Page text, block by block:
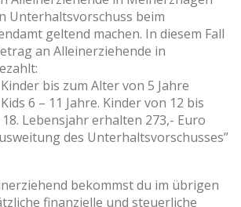
Unterhaltsvorschuss beim
geltend machen. In diesem Fall
an Alleinerziehende in
bis zum Alter von 5 Jahre
6 – 11 Jahre. Kinder von 12 bis
Lebensjahr erhalten 273,- Euro
des Unterhaltsvorschusses”
bekommst du im übrigen
finanzielle und steuerliche